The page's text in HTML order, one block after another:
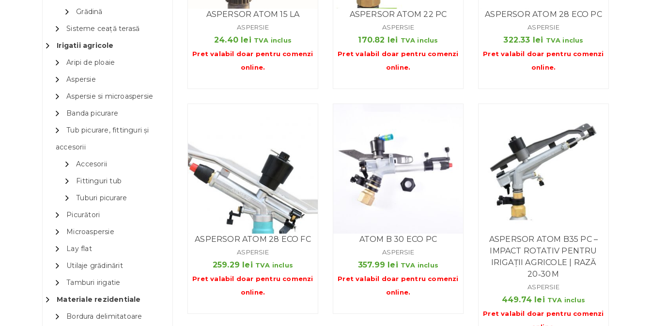
Grădină
Sisteme ceață terasă
Irigatii agricole
Aripi de ploaie
Aspersie
Aspersie si microaspersie
Banda picurare
Tub picurare, fittinguri și
accesorii
Accesorii
Fittinguri tub
Tuburi picurare
Picurători
Microaspersie
Lay flat
Utilaje grădinărit
Tamburi irigatie
Materiale rezidentiale
Bordura delimitatoare
ASPERSOR ATOM 15 LA
ASPERSIE
24.40 lei TVA inclus
Pret valabil doar pentru comenzi
online.
ASPERSOR ATOM 22 PC
ASPERSIE
170.82 lei TVA inclus
Pret valabil doar pentru comenzi
online.
ASPERSOR ATOM 28 ECO PC
ASPERSIE
322.33 lei TVA inclus
Pret valabil doar pentru comenzi
online.
ASPERSOR ATOM 28 ECO FC
ASPERSIE
259.29 lei TVA inclus
Pret valabil doar pentru comenzi
online.
ATOM B 30 ECO PC
ASPERSIE
357.99 lei TVA inclus
Pret valabil doar pentru comenzi
online.
ASPERSOR ATOM B35 PC –
IMPACT ROTATIV PENTRU
IRIGAȚII AGRICOLE | RAZĂ
20‑30 M
ASPERSIE
449.74 lei TVA inclus
Pret valabil doar pentru comenzi